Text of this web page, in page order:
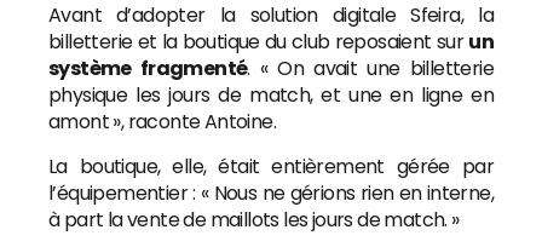
Avant d’adopter la solution digitale Sfeira, la
billetterie et la boutique du club reposaient surun
système fragmenté. « On avait une billetterie
physique les jours de match, et une en ligne en
amont », raconte Antoine.
La boutique, elle, était entièrement gérée par
l’équipementier : « Nous ne gérions rien en interne,
à part la vente de maillots les jours de match. »